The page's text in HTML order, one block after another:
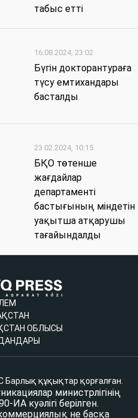
табыс етті
16.08.2024, 23:02
Бүгін докторантураға
түсу емтихандары
басталды
23.02.2024, 10:15
БҚО төтенше
жағдайлар
департаменті
бастығының міндетін
уақытша атқарушы
тағайындалды
ОБЛЫСЫ
құқықтар қорғалған.
министрлігінің
ИА куәлігі берілген.
не басқа